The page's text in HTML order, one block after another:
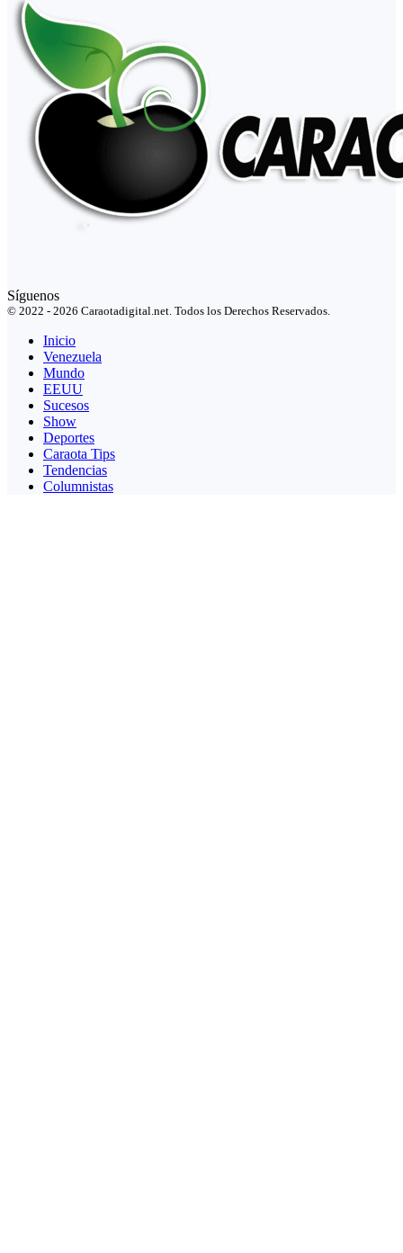
Síguenos
© 2022 - 2026 Caraotadigital.net. Todos los Derechos Reservados.
Inicio
Venezuela
Mundo
EEUU
Sucesos
Show
Deportes
Caraota Tips
Tendencias
Columnistas